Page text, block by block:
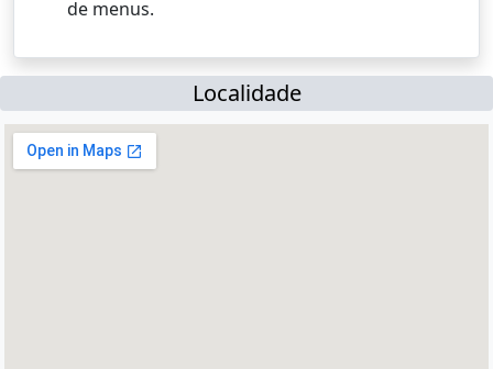
de menus.
Localidade